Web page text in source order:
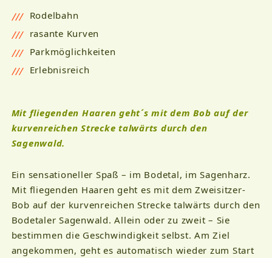
Rodelbahn
rasante Kurven
Parkmöglichkeiten
Erlebnisreich
Mit fliegenden Haaren geht´s mit dem Bob auf der
kurvenreichen Strecke talwärts durch den
Sagenwald.
Ein sensationeller Spaß – im Bodetal, im Sagenharz.
Mit fliegenden Haaren geht es mit dem Zweisitzer-
Bob auf der kurvenreichen Strecke talwärts durch den
Bodetaler Sagenwald. Allein oder zu zweit – Sie
bestimmen die Geschwindigkeit selbst. Am Ziel
angekommen, geht es automatisch wieder zum Start